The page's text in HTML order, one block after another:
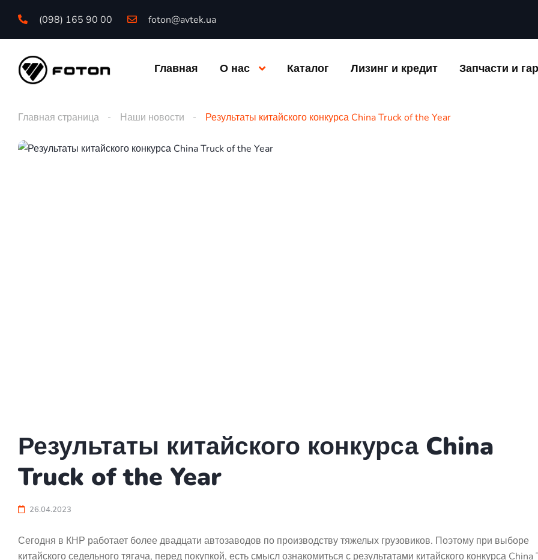
(098) 165 90 00 foton@avtek.ua
Главная О нас Каталог Лизинг и кредит Запчасти и
Главная страница Наши новости Результаты китайского конкурса China Truck of the Year
Результаты китайского конкурса China
Truck of the Year
26.04.2023
Сегодня в КНР работает более двадцати автозаводов по производству тяжелых грузовиков. Поэтому при выборе
китайского седельного тягача, перед покупкой, есть смысл ознакомиться с результатами китайского конкурса China